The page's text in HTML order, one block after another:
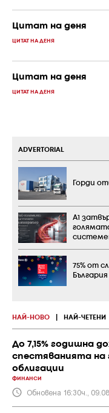
Цитат на деня
ЦИТАТ НА ДЕНЯ
Цитат на деня
ЦИТАТ НА ДЕНЯ
НАЙ-НОВО НАЙ-ЧЕТЕНИ
До 7,15% годишна
спестяванията на
облигации
ФИНАНСИ
Обновена 16:30ч.,
ADVERTORIAL
Горди
А1
75% от